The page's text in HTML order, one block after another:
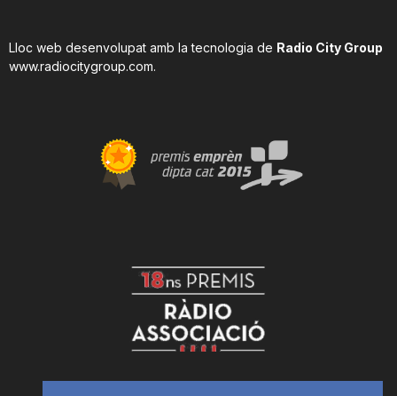
Lloc web desenvolupat amb la tecnologia de Radio City Group
www.radiocitygroup.com.